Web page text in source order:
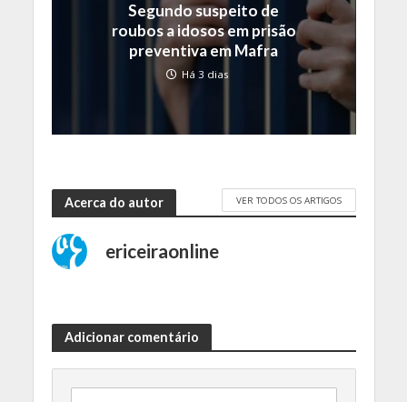
Segundo suspeito de
roubos a idosos em prisão
preventiva em Mafra
Há 3 dias
Acerca do autor VER TODOS OS ARTIGOS
ericeiraonline
Adicionar comentário